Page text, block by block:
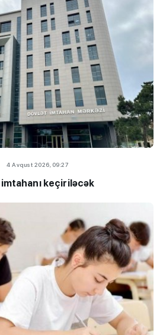
4 Avqust 2026, 09:27
imtahanı keçiriləcək